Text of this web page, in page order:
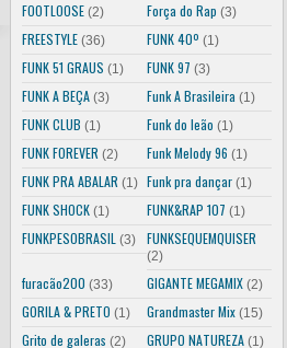
FOOTLOOSE (2) Força do Rap (3)
FREESTYLE (36) FUNK 40º (1)
FUNK 51 GRAUS (1) FUNK 97 (3)
FUNK A BEÇA (3) Funk A Brasileira (1)
FUNK CLUB (1) Funk do leão (1)
FUNK FOREVER (2) Funk Melody 96 (1)
FUNK PRA ABALAR (1) Funk pra dançar (1)
FUNK SHOCK (1) FUNK&RAP 107 (1)
FUNKPESOBRASIL (3) FUNKSEQUEMQUISER
(2)
furacão200 (33) GIGANTE MEGAMIX (2)
GORILA & PRETO (1) Grandmaster Mix (15)
Grito de galeras (2) GRUPO NATUREZA (1)